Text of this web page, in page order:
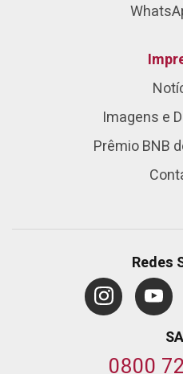
Imagens e
Prêmio BNB
Redes
0800